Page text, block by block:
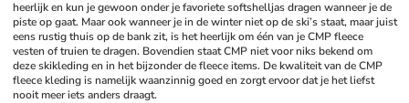
heerlijk en kun je gewoon onder je favoriete softshelljas dragen wanneer je de
piste op gaat. Maar ook wanneer je in de winter niet op de ski’s staat, maar juist
eens rustig thuis op de bank zit, is het heerlijk om één van je CMP fleece
vesten of truien te dragen. Bovendien staat CMP niet voor niks bekend om
deze skikleding en in het bijzonder de fleece items. De kwaliteit van de CMP
fleece kleding is namelijk waanzinnig goed en zorgt ervoor dat je het liefst
nooit meer iets anders draagt.